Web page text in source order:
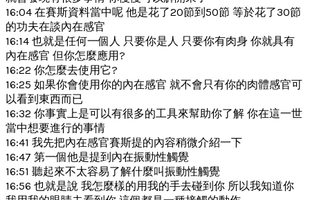
16:04 在賽斯資料當中呢 他是花了20節到50節 等於花了30節
的功夫在談內在感官
16:14 也就是任何一個人 只要你是人 只要你有肉身 你就具有
內在感官 但你怎麼應用?
16:22 你怎麼去使用它?
16:25 如果你會使用你的內在感官 就不會只有你的肉體感官可
以看到東西而已
16:32 你事實上是可以有很多的工具來幫助你了解 你在這一世
當中想要進行的事情
16:41 我先把內在感官賽斯提的內容稍微介紹一下
16:47 第一個他是提到內在振動性觸覺
16:51 聽起來不太容易了解什麼叫振動性觸覺
16:56 也就是說 我怎麼樣的用我的手去碰到你 所以我知道你